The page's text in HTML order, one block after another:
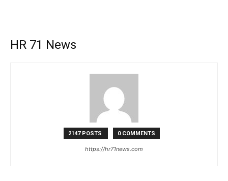
HR 71 News
2147 POSTS 0 COMMENTS
https://hr71news.com